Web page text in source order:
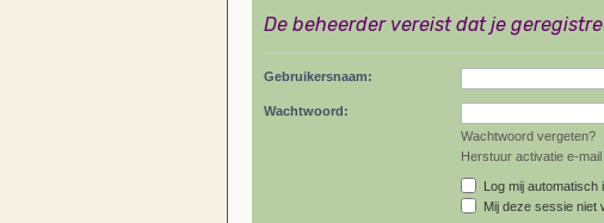
De beheerder vereist dat je
Gebruikersnaam:
Wachtwoord:
Wachtwoord vergeten?
Herstuur activatie e-mail
Log mij automatisch
Mij deze sessie niet